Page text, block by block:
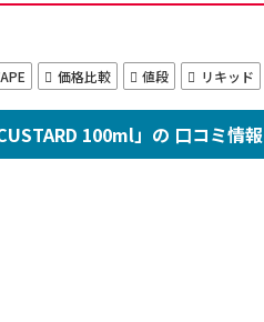
価格比較 値段 リキッド
100ml」の 口コミ情報